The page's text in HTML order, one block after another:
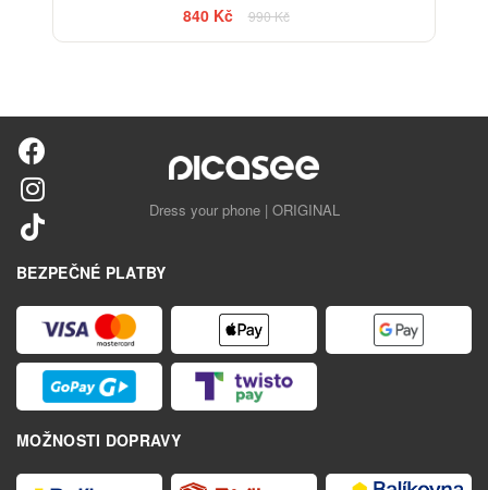
840 Kč
990 Kč
Dress your phone | ORIGINAL
BEZPEČNÉ PLATBY
MOŽNOSTI DOPRAVY